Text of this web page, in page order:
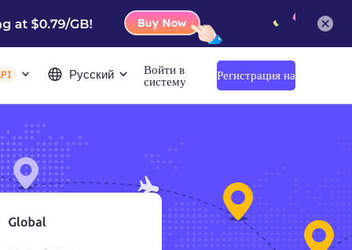
Русский Войти в
систему
Регистрация на
сайте